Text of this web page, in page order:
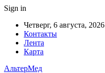
Sign in
Четверг, 6 августа, 2026
Контакты
Лента
Карта
АльтерМед